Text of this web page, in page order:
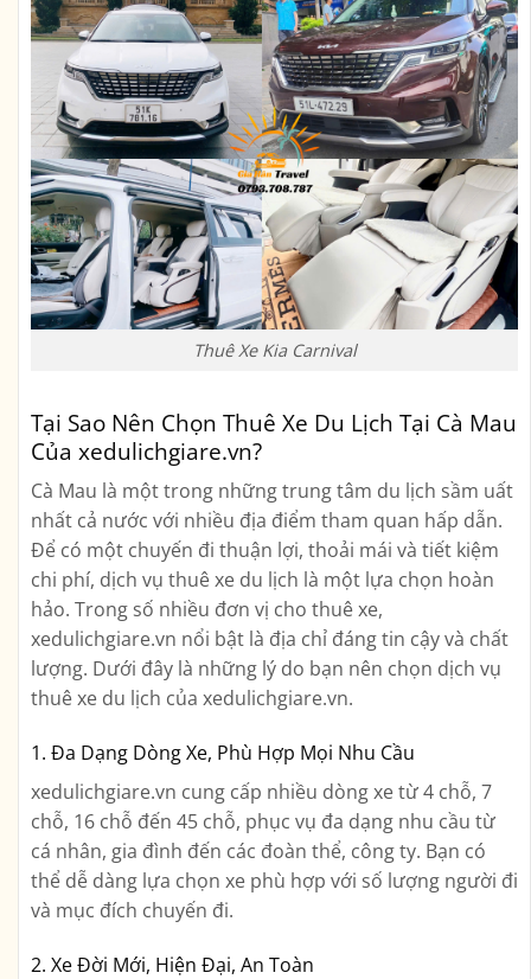
Thuê Xe Kia Carnival
Tại Sao Nên Chọn Thuê Xe Du Lịch Tại Cà Mau
Của xedulichgiare.vn?
Cà Mau là một trong những trung tâm du lịch sầm uất
nhất cả nước với nhiều địa điểm tham quan hấp dẫn.
Để có một chuyến đi thuận lợi, thoải mái và tiết kiệm
chi phí, dịch vụ thuê xe du lịch là một lựa chọn hoàn
hảo. Trong số nhiều đơn vị cho thuê xe,
xedulichgiare.vn nổi bật là địa chỉ đáng tin cậy và chất
lượng. Dưới đây là những lý do bạn nên chọn dịch vụ
thuê xe du lịch của xedulichgiare.vn.
1. Đa Dạng Dòng Xe, Phù Hợp Mọi Nhu Cầu
xedulichgiare.vn cung cấp nhiều dòng xe từ 4 chỗ, 7
chỗ, 16 chỗ đến 45 chỗ, phục vụ đa dạng nhu cầu từ
cá nhân, gia đình đến các đoàn thể, công ty. Bạn có
thể dễ dàng lựa chọn xe phù hợp với số lượng người đi
và mục đích chuyến đi.
2. Xe Đời Mới, Hiện Đại, An Toàn